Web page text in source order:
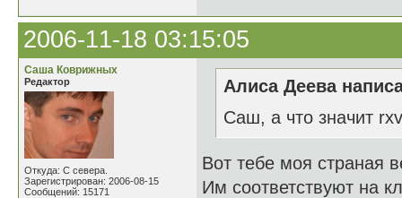
2006-11-18 03:15:05
Саша Коврижных
Редактор
Откуда: С севера.
Зарегистрирован: 2006-08-15
Сообщений: 15171
Алиса Деева
Саш, а что значит
Вот тебе моя страная
Им соответствуют на